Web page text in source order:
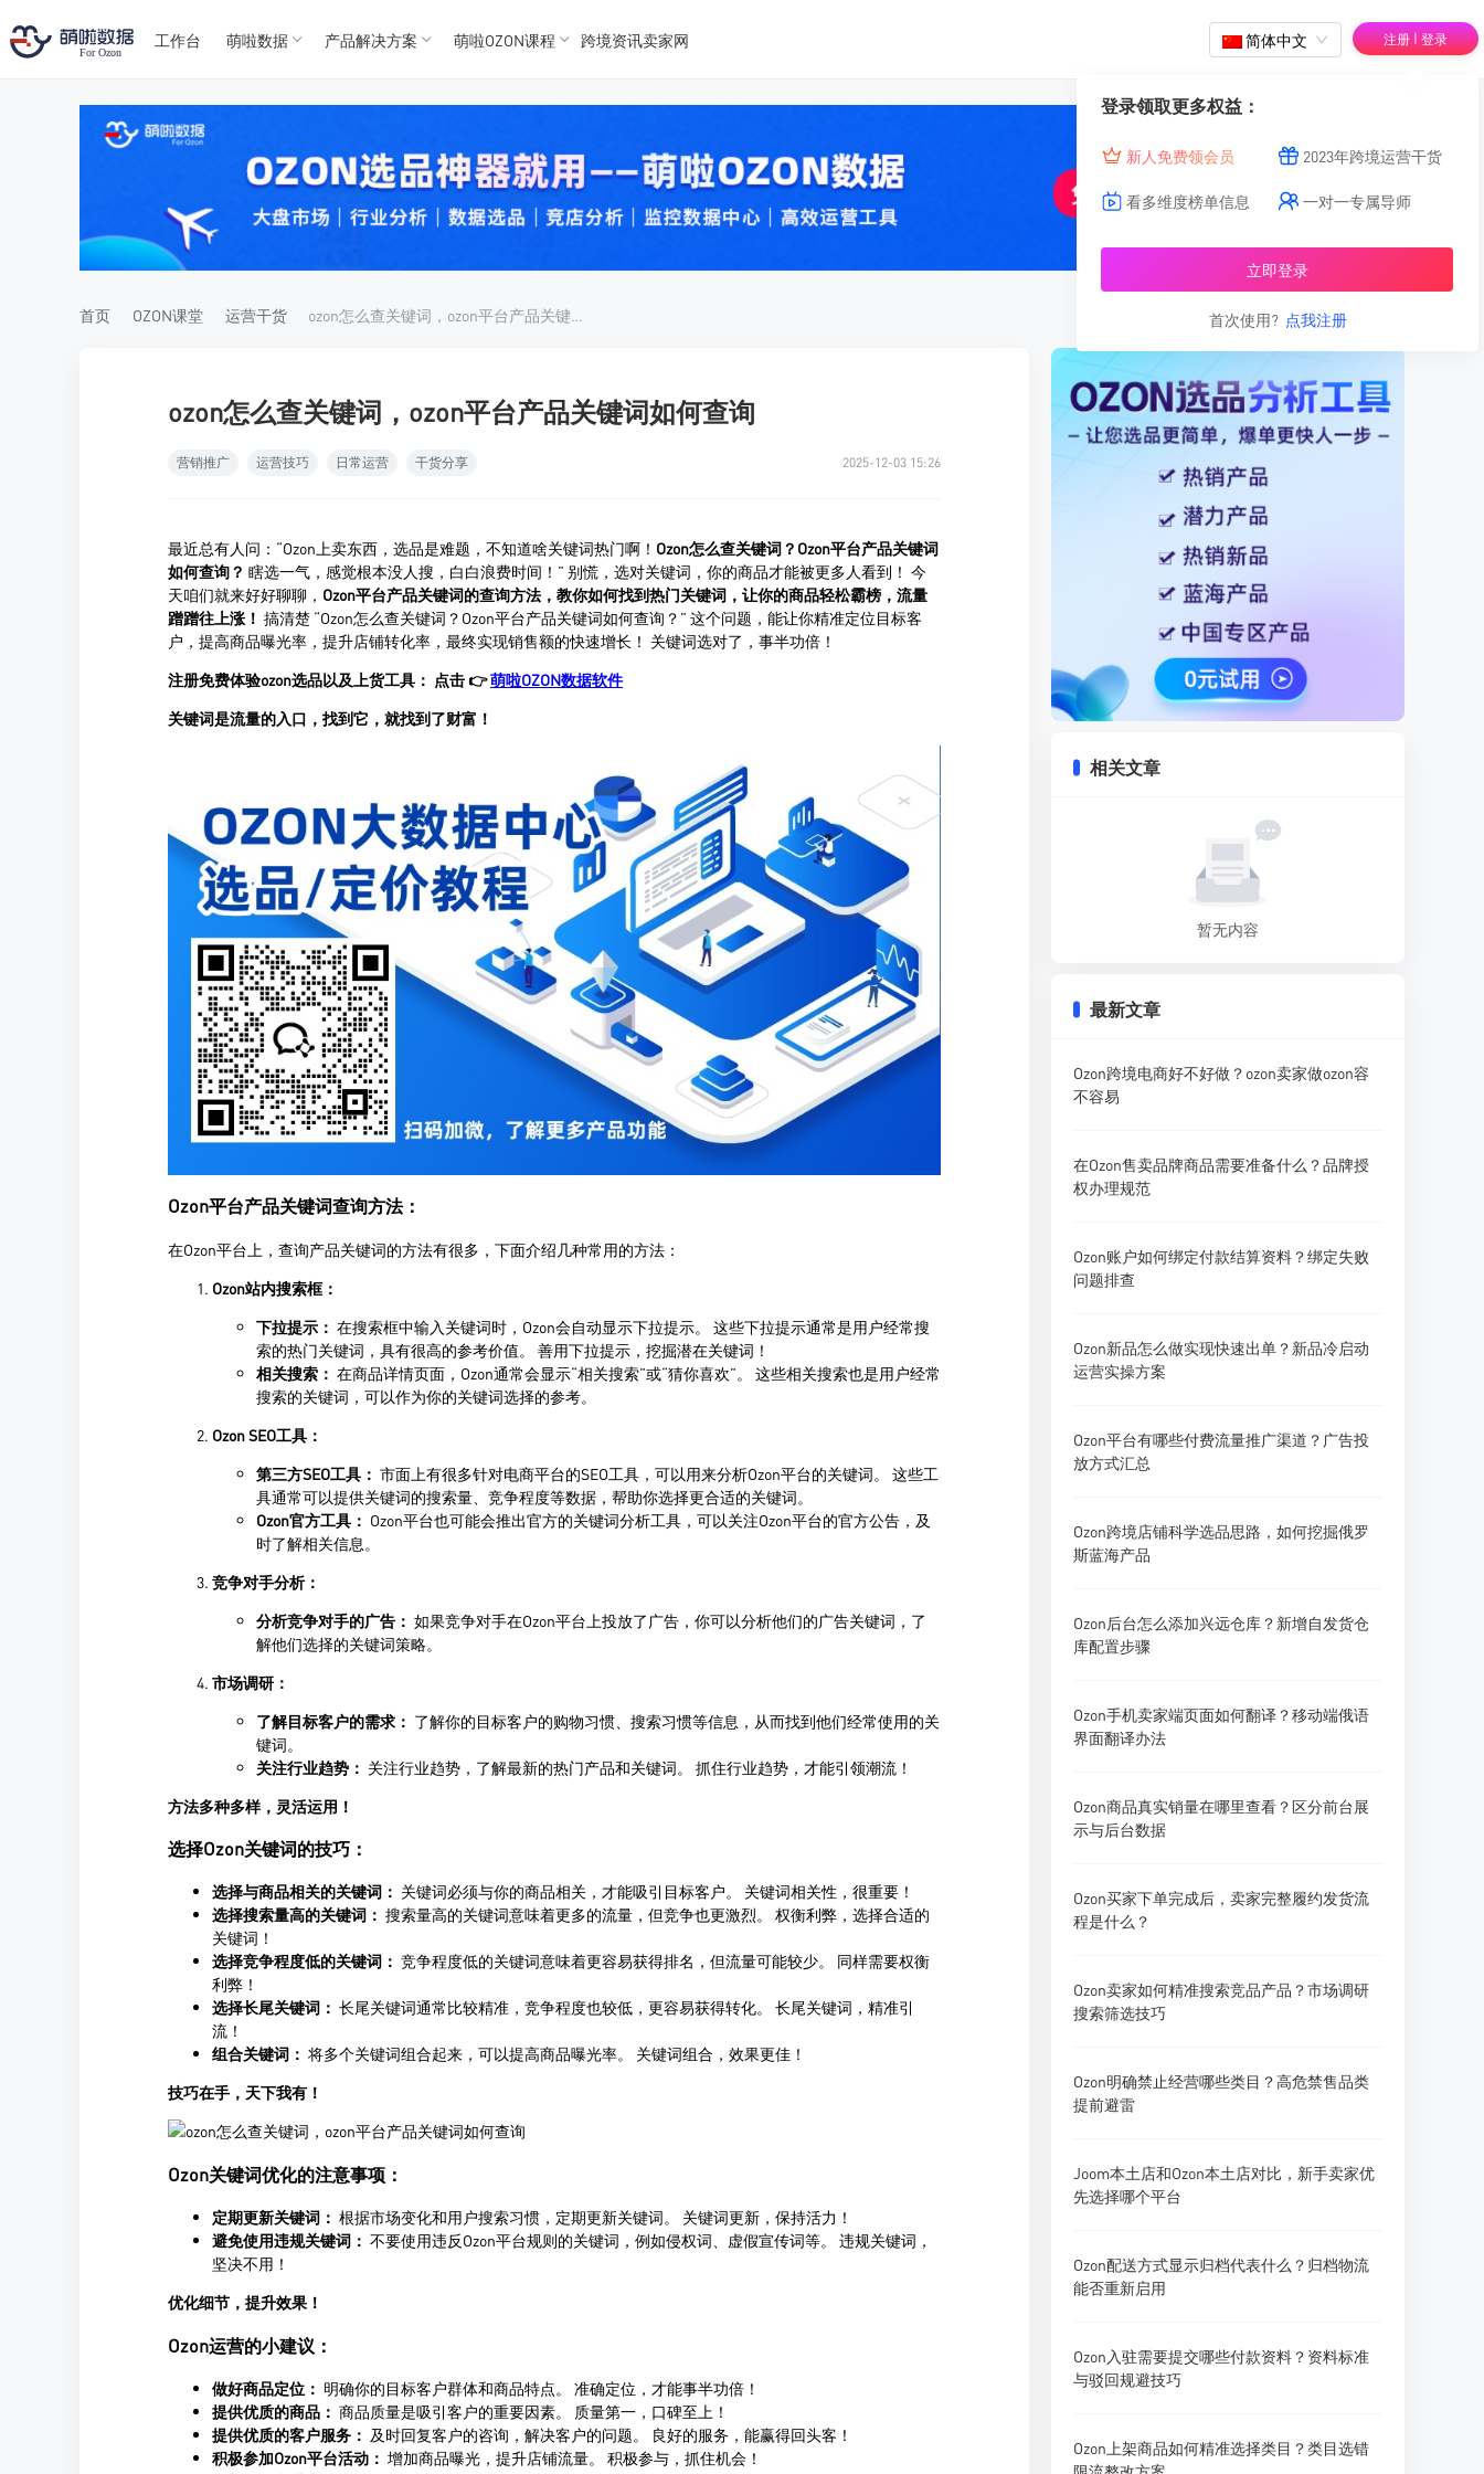
For Ozon
For OZon
TK数据
TK数据
工作台 萌啦数据 产品解决方案 萌啦OZON课程 跨境资讯卖家网 简体中文 注册 | 登录
登录领取更多权益：
新人免费领会员 2023年跨境运营干货
看多维度榜单信息 一对一专属导师
立即登录
首次使用? 点我注册
首页 OZON课堂 运营干货 ozon怎么查关键词，ozon平台产品关键词如何查询
ozon怎么查关键词，ozon平台产品关键词如何查询
营销推广 运营技巧 日常运营 干货分享 2025-12-03 15:26
相关文章
暂无内容
最新文章
Ozon跨境电商好不好做？ozon卖家做ozon容
不容易
在Ozon售卖品牌商品需要准备什么？品牌授
权办理规范
Ozon账户如何绑定付款结算资料？绑定失败
问题排查
Ozon新品怎么做实现快速出单？新品冷启动
运营实操方案
Ozon平台有哪些付费流量推广渠道？广告投
放方式汇总
Ozon跨境店铺科学选品思路，如何挖掘俄罗
斯蓝海产品
Ozon后台怎么添加兴远仓库？新增自发货仓
库配置步骤
Ozon手机卖家端页面如何翻译？移动端俄语
界面翻译办法
Ozon商品真实销量在哪里查看？区分前台展
示与后台数据
Ozon买家下单完成后，卖家完整履约发货流
程是什么？
Ozon卖家如何精准搜索竞品产品？市场调研
搜索筛选技巧
Ozon明确禁止经营哪些类目？高危禁售品类
提前避雷
Joom本土店和Ozon本土店对比，新手卖家优
先选择哪个平台
Ozon配送方式显示归档代表什么？归档物流
能否重新启用
Ozon入驻需要提交哪些付款资料？资料标准
与驳回规避技巧
Ozon上架商品如何精准选择类目？类目选错